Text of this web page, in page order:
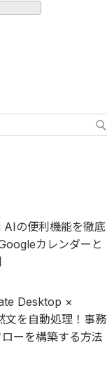
の便利機能を徹底
カレンダーと
Desktop ×
文を自動処理！事務
ーを構築する方法